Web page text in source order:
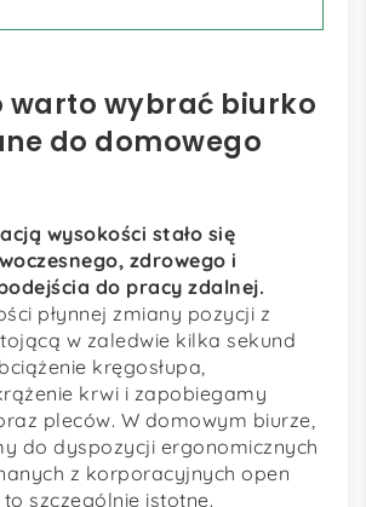
warto wybrać biurko
do domowego
wysokości stało się
zdrowego i
do pracy zdalnej.
płynnej zmiany pozycji z
w zaledwie kilka sekund
kręgosłupa,
krwi i zapobiegamy
pleców. W domowym biurze,
do dyspozycji ergonomicznych
z korporacyjnych open
to szczególnie istotne.